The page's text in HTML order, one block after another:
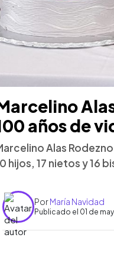
años de
Alas
hijos, 17 nietos y 16
PorMaría Navidad
Publicado el 01 de